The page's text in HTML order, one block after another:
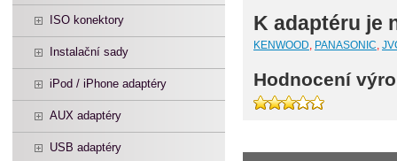
ISO konektory
Instalační sady
iPod / iPhone adaptéry
AUX adaptéry
USB adaptéry
K adaptéru je
KENWOOD, PANASONIC,
Hodnocení